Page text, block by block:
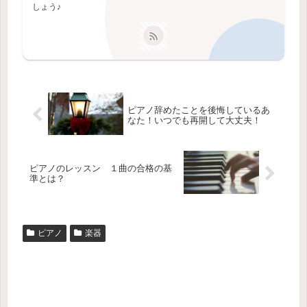
しょう♪
ピアノ辞めたことを後悔しているあ
なた！いつでも再開して大丈夫！
ピアノのレッスン １曲の合格の基
準とは？
ピアノ 楽器